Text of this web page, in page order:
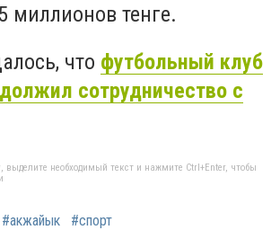
миллионов тенге.
что футбольный клуб
сотрудничество с
необходимый текст и нажмите Ctrl+Enter, чтобы
#акжайык #спорт